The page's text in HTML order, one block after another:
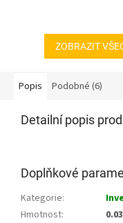
ZOBRAZIT
Popis Podobné (6)
Detailní popis
Doplňkové
Kategorie:
Hmotnost: